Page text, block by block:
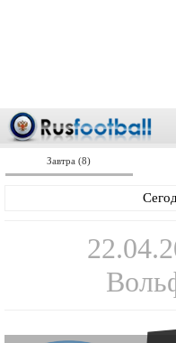
Завтра (8)